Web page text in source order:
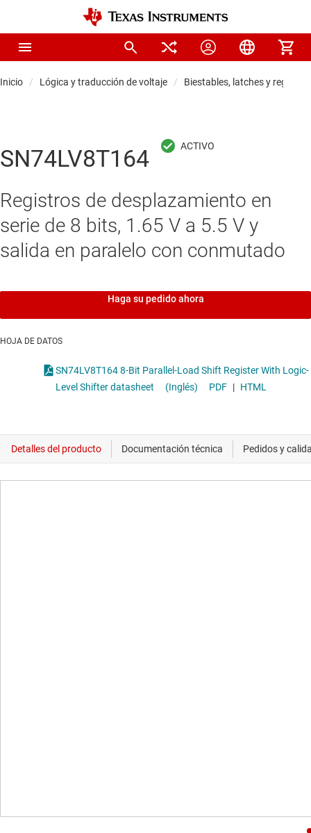
Inicio Lógica y traducción de voltaje Biestables, latches y registros
SN74LV8T164
Registros de desplazamiento en
serie de 8 bits, 1.65 V a 5.5 V y
salida en paralelo con conmutado
Haga su pedido ahora
HOJA DE DATOS
SN74LV8T164 8-Bit Parallel-Load Shift Register With Logic-
Level Shifter datasheet
(Inglés) PDF | HTML